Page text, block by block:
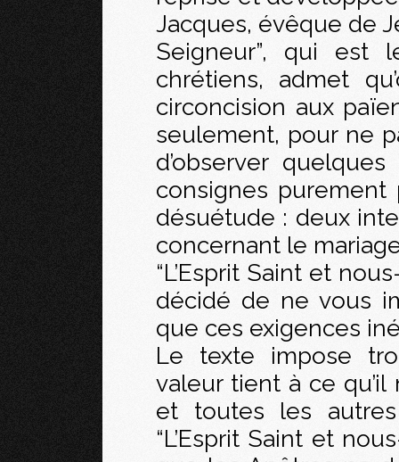
Jacques, évêque de
Seigneur”, qui est
chrétiens, admet
circoncision aux
seulement, pour ne
d’observer
consignes
désuétude : deux
concernant le
“L’Esprit Saint et
décidé de ne vous
que ces exigences
Le texte impose
valeur tient à ce qu’il
et toutes les
“L’Esprit Saint et